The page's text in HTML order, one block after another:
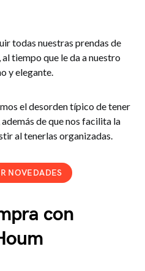
todas nuestras prendas de
tiempo que le da a nuestro
y elegante.
el desorden típico de tener
de que nos facilita la
al tenerlas organizadas.
NOVEDADES
con